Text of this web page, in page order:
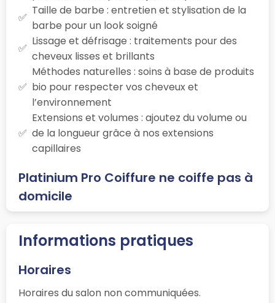
Taille de barbe : entretien et stylisation de la
barbe pour un look soigné
Lissage et défrisage : traitements pour des
cheveux lisses et brillants
Méthodes naturelles : soins à base de produits
bio pour respecter vos cheveux et
l’environnement
Extensions et volumes : ajoutez du volume ou
de la longueur grâce à nos extensions
capillaires
Platinium Pro Coiffure ne coiffe pas à
domicile
Informations pratiques
Horaires
Horaires du salon non communiquées.